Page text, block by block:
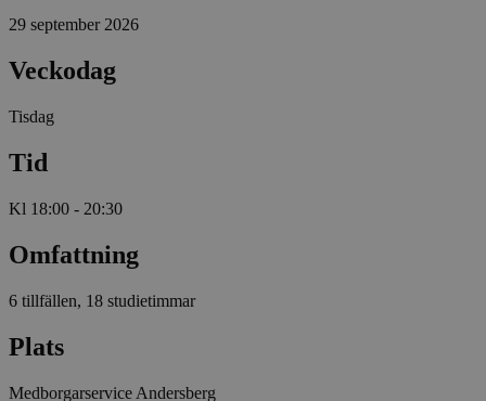
29 september 2026
Veckodag
Tisdag
Tid
Kl 18:00 - 20:30
Omfattning
6 tillfällen, 18 studietimmar
Plats
Medborgarservice Andersberg